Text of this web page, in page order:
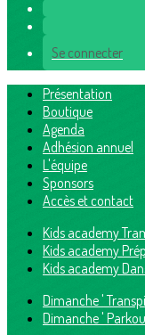
Se connecter
Présentation
Boutique
Agenda
Adhésion annuel
L'équipe
Sponsors
Accès et contact
Kids academy
Kids academy
Kids academy
Dimanche ' Transpi
Dimanche '